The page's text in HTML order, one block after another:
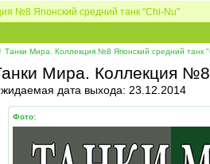
№8 Японский средний танк "Chi-Nu"
Танки Мира. Коллекция №8 Японский средний танк
Мира. Коллекция №8
дата выхода: 23.12.2014
Фото: